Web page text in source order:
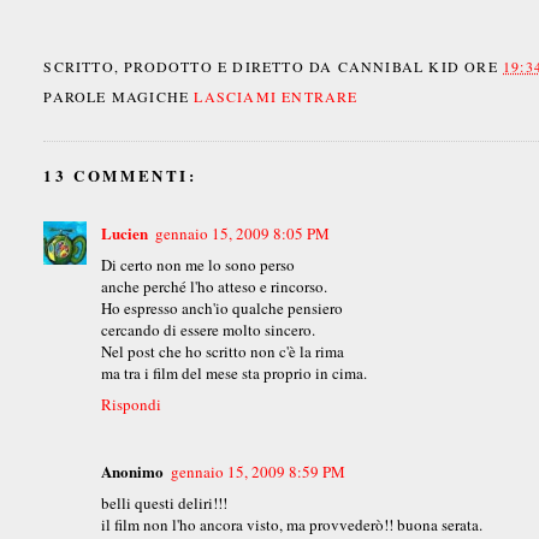
SCRITTO, PRODOTTO E DIRETTO DA CANNIBAL KID ORE
PAROLE MAGICHELASCIAMI ENTRARE
13 COMMENTI:
Lucien gennaio 15, 2009 8:05 PM
Di certo non me lo sono perso
anche perché l'ho atteso e rincorso.
Ho espresso anch'io qualche pensiero
cercando di essere molto sincero.
Nel post che ho scritto non c'è la rima
ma tra i film del mese sta proprio in cima.
Rispondi
Anonimo gennaio 15, 2009 8:59 PM
belli questi deliri!!!
il film non l'ho ancora visto, ma provvederò!! buona serata.